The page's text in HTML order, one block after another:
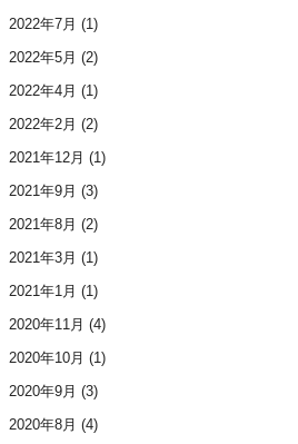
2022年7月 (1)
2022年5月 (2)
2022年4月 (1)
2022年2月 (2)
2021年12月 (1)
2021年9月 (3)
2021年8月 (2)
2021年3月 (1)
2021年1月 (1)
2020年11月 (4)
2020年10月 (1)
2020年9月 (3)
2020年8月 (4)